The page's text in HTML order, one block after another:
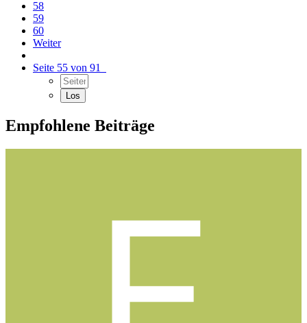
58
59
60
Weiter
Seite 55 von 91
Empfohlene Beiträge